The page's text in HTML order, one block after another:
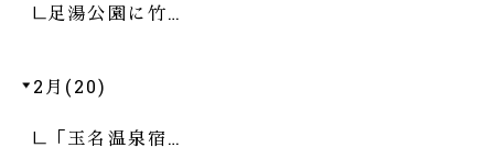
足湯公園に竹…
2月(20)
「玉名温泉宿…